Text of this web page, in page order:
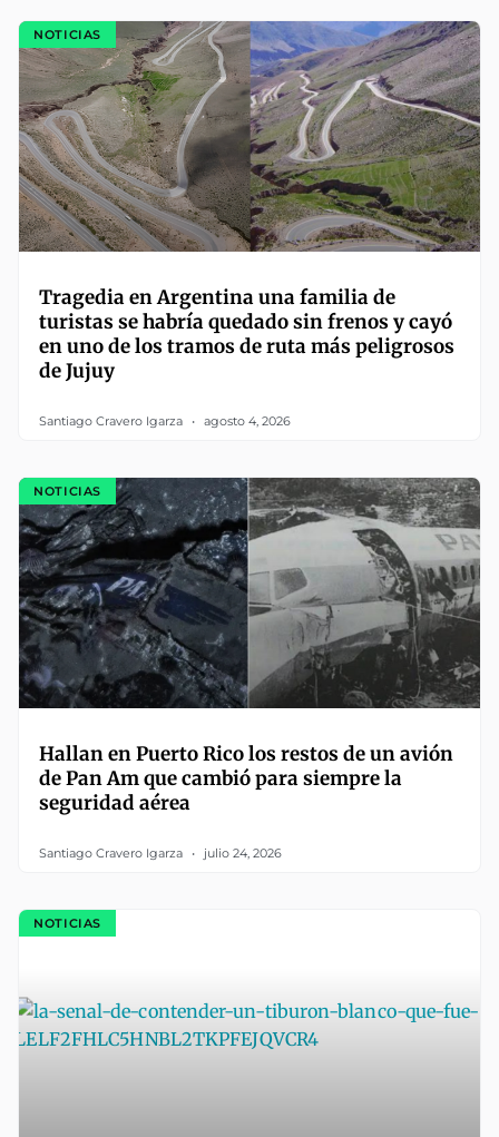
NOTICIAS
Tragedia en Argentina una familia de
turistas se habría quedado sin frenos y cayó
en uno de los tramos de ruta más peligrosos
de Jujuy
Santiago Cravero Igarza agosto 4, 2026
NOTICIAS
Hallan en Puerto Rico los restos de un avión
de Pan Am que cambió para siempre la
seguridad aérea
Santiago Cravero Igarza julio 24, 2026
NOTICIAS